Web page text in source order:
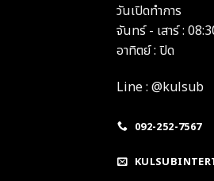
วันเปิดทำการ
จันทร์ - เสาร์ :
อาทิตย์ : ปิด
Line : @kulsub
092-252-7567